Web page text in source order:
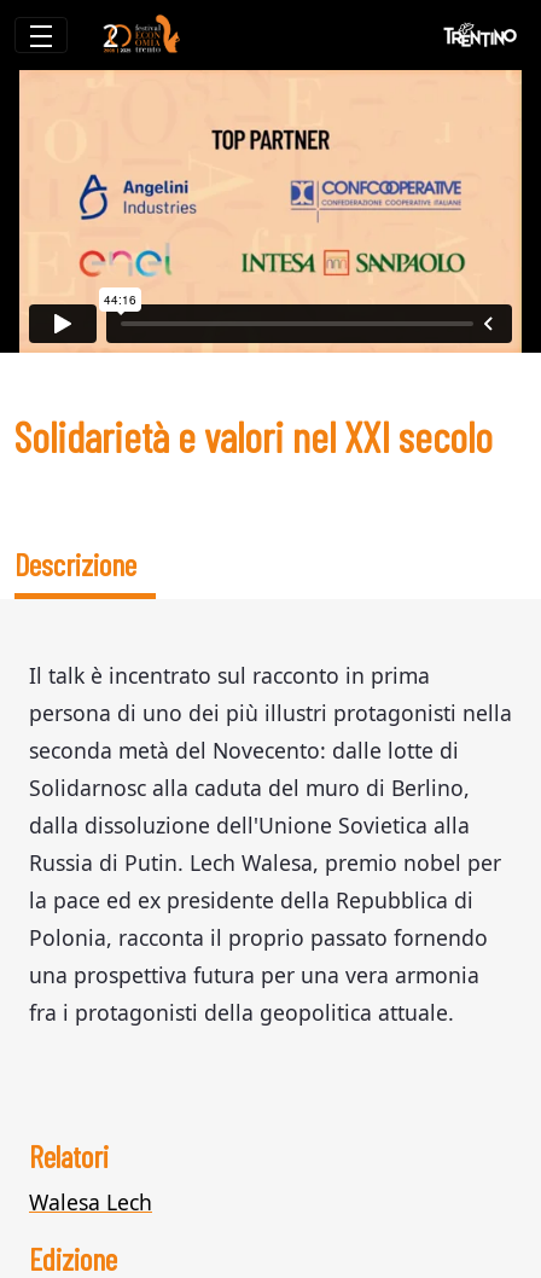
Solidarietà e valori nel XXI secolo
Solidarietà e valori nel XXI secolo
Descrizione
Il talk è incentrato sul racconto in prima
persona di uno dei più illustri protagonisti nella
seconda metà del Novecento: dalle lotte di
Solidarnosc alla caduta del muro di Berlino,
dalla dissoluzione dell'Unione Sovietica alla
Russia di Putin. Lech Walesa, premio nobel per
la pace ed ex presidente della Repubblica di
Polonia, racconta il proprio passato fornendo
una prospettiva futura per una vera armonia
fra i protagonisti della geopolitica attuale.
Relatori
Walesa Lech
Edizione